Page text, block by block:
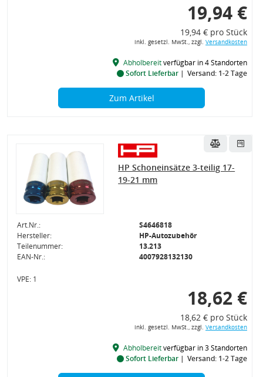
19,94 €
19,94 € pro Stück
inkl. gesetzl. MwSt., zzgl. Versandkosten
Abholbereitverfügbar in 4 Standorten
Sofort Lieferbar
Versand: 1-2 Tage
Zum Artikel
HP Schoneinsätze 3-teilig 17-
19-21 mm
Art.Nr.:
S4646818
Hersteller:
HP-Autozubehör
Teilenummer:
13.213
EAN-Nr.:
4007928132130
VPE: 1
18,62 €
18,62 € pro Stück
inkl. gesetzl. MwSt., zzgl. Versandkosten
Abholbereitverfügbar in 3 Standorten
Sofort Lieferbar
Versand: 1-2 Tage